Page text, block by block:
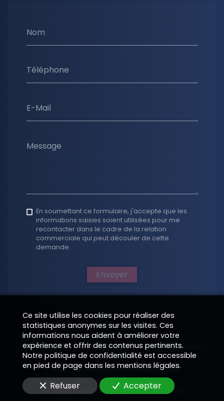
Nom
Téléphone
E-Mail
Message
En soumettant ce formulaire, j'accepte que les
informations saisies soient utilisées pour me
recontacter dans le cadre de la relation
commerciale qui peut découler de cette
demande.
Envoyer
Technologie digitale composée et réalisée par
EPIXELIC
—
Toute reproduction interdite 2026
—
Données légales—
Modifier vos préférences de cookies
Ce site utilise les cookies pour réaliser des
statistiques anonymes sur les visites. Ces
informations nous aident à améliorer votre
expérience et offrir des contenus pertinents.
Notre politique de confidentialité est accessible
en pied de page dans les mentions légales.
Refuser Accepter